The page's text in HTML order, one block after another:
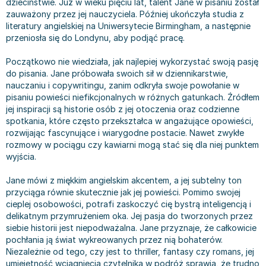
Bajki wiersze
Do kolorowania i naklejania
Kontrastowe obrazki
Kreatywne / Aktywizujące
Poznawanie świata
Podręczniki szkolne
Edukacja przedszkolna
Liceum, Technikum
Szkoła podstawowa
Szkoły wyższe
Książki: finanse, księgowość, bankowość
Książki o gospodarce
Inne
Książki o marketingu
Książki o zarządzaniu
Historia - książki
Archeologia - książki
Historia Polski - książki
Historia świata - książki
II Wojna Światowa - książki
Książki: Prawo
Inne
Książki: Prawo administracyjne
Książki: Prawo cywilne
Książki: Prawo finansowe
Książki: Prawo karne
Książki: pamiętniki, dzienniki i listy
Wywiady, wspomnienia - książki
Komiksy
Komiksy dla dorosłych
Komiksy dla dzieci
Komiksy dla młodzieży
Komiksy obcojęzyczne
Fantastyka, horror - książki
Książki fantasy
Książki horrory
Książki kryminały
Książki z poezją, aforyzmami i dramaty
Książki dramaty
Książki humorystyczne i aforyzmy
Tomiki poezji
Książki o sztuce
Liceum i technikum
Podręczniki do 1 klasy liceum i technikum
Podręczniki do 2 klasy liceum i technikum
Podręczniki do 3 klasy liceum i technikum
Podręczniki do klasy 4 liceum i technikum
Podręczniki do szkoły zawodowej
Podręczniki do 1 klasy szkoły zawodowej
Podręczniki do 2 klasy szkoły zawodowej
Podręczniki do 3 klasy szkoły zawodowej
Książki dla dzieci
Książki: bajki dla dzieci do 2 lat
Do kąpieli i zabawy
Kolorowanki i książki do naklejania do 2 lat
Książki grające, z puzzlami i magnesami do 2 lat
Obrazki kontrastowe dla niemowląt
Poznawanie świata dla dzieci do 2 lat - książki
Książki o sportowcach
Książki: Turystyka i podróże
Albumy krajoznawcze
Albumy krajoznawcze - Polska
Albumy krajoznawcze - Świat
Atlasy
Atlasy - Polska
Atlasy - świat
Globusy
Mapy
Mapy - Świat
Przewodniki turystyczne
Przewodniki turystyczne - Polska
Przewodniki turystyczne - Świat
Książki: Zdrowie, rodzina, związki
Książki: Rodzina, związki
Julian Tuwim
Bracia Grimm
Stephen King
Tanya Valko
Lauren Kate
Jan Brzechwa
E. L. James
Virginia C. Andrews
Waldemar Łysiak
Monika Szwaja
Jan Kochanowski
Henning Mankell
Beata Pawlikowska
L.J. Smith
Diana Palmer
Bear Grylls
dzieciństwie. Już w wieku pięciu lat, talent Jane w pisaniu został
zauważony przez jej nauczyciela. Później ukończyła studia z
literatury angielskiej na Uniwersytecie Birmingham, a następnie
przeniosła się do Londynu, aby podjąć pracę.
Początkowo nie wiedziała, jak najlepiej wykorzystać swoją pasję
do pisania. Jane próbowała swoich sił w dziennikarstwie,
nauczaniu i copywritingu, zanim odkryła swoje powołanie w
pisaniu powieści niefikcjonalnych w różnych gatunkach. Źródłem
jej inspiracji są historie osób z jej otoczenia oraz codzienne
spotkania, które często przekształca w angażujące opowieści,
rozwijając fascynujące i wiarygodne postacie. Nawet zwykłe
rozmowy w pociągu czy kawiarni mogą stać się dla niej punktem
wyjścia.
Jane mówi z miękkim angielskim akcentem, a jej subtelny ton
przyciąga równie skutecznie jak jej powieści. Pomimo swojej
cieplej osobowości, potrafi zaskoczyć cię bystrą inteligencją i
delikatnym przymrużeniem oka. Jej pasja do tworzonych przez
siebie historii jest niepodważalna. Jane przyznaje, że całkowicie
pochłania ją świat wykreowanych przez nią bohaterów.
Niezależnie od tego, czy jest to thriller, fantasy czy romans, jej
umiejętność wciągnięcia czytelnika w podróż sprawia, że trudno